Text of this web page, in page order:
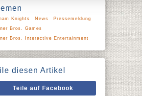
Knights News
Pressemeldung
Bros. Games
Bros. Interactive Entertainment
diesen Artikel
Teile auf Facebook